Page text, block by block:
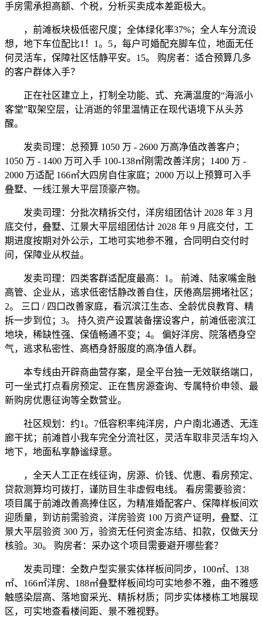
手房需承担高额、个税，分析买卖成本差距极大。
，前滩板块极低密尺度；全体绿化率37%；全人车分流设
想，地下车位配比1！1。5，每户可婚配充脚车位，地面无任
何灵活车，保障社区恬静平安。15。 购房者：适合预算几多
的客户群体入手？
正在社区建立上，打制全功能、式、充满温度的“海派小
客堂”取架空层，让消逝的邻里温情正在现代语境下从头苏
醒。
发卖司理：总预算 1050 万 - 2600 万高净值改善客户；
1050 万 - 1400 万可入手 100-138㎡刚需改善洋房；1400 万 -
2000 万适配 166㎡大四房自住家庭；2000 万以上预算可入手
叠墅、一线江景大平层顶豪产物。
发卖司理：分批次精拆交付，洋房组团估计 2028 年 3 月
底交付，叠墅、江景大平层组团估计 2028 年 9 月底交付，工
期进度按期对外公示，工地可实地参不雅，合同明白交付时
间，保障业从权益。
发卖司理：四类客群适配度最高：1。 前滩、陆家嘴金融
高管、企业从，逃求低密恬静改善自住，厌倦高层拥堵社区；
2。 三口 / 四口改善家庭，看沉滨江生态、全龄优良教育、精
拆一步到位；3。 持久资产设置装备摆设客户，前滩低密滨江
地块，稀缺性强、保值畅通不变；4。 偏好洋房、院落栖身空
气，逃求私密性、高栖身舒服度的高净值人群。
本专线由开辟商曲营存案，是全平台独一无效联络端口，
可一坐式打点看房预定、正在售房源查询、专属特价申领、最
新购房优惠征询等全数营业。
社区规划：约1。7低容积率纯洋房，户户南北通透、无连
廊干扰；前滩首小我车完全分流社区，灵活车取非灵活车均入
地下，地面私享静谧绿意。
，全天人工正在线征询，房源、价钱、优惠、看房预定、
贷款测算均可拨打，谨防目生非虚假电线。 看房需要验资：
项目属于前滩改善高捧住区，为精准婚配客户、保障样板间欢
迎质量，到访前需验资，洋房验资 100 万资产证明，叠墅、江
景大平层验资 300 万，验资无任何资金冻结、扣款，仅做天分
核验。30。 购房者：采办这个项目需要避开哪些套？
发卖司理：全数户型实景实体样板间同步，100㎡、138
㎡、166㎡洋房、188㎡叠墅样板间均可实地参不雅，曲不雅感
触感染层高、落地窗采光、精拆材质；同步实体楼栋工地展现
区，可实地查看楼间距、景不雅视野。